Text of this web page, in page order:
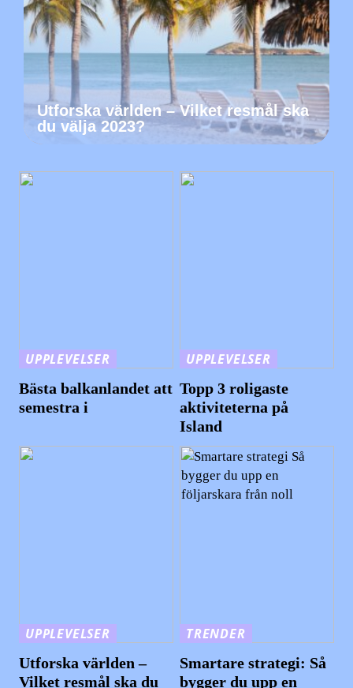
Utforska världen – Vilket resmål ska
du välja 2023?
UPPLEVELSER
Bästa balkanlandet att
semestra i
UPPLEVELSER
Topp 3 roligaste
aktiviteterna på
Island
UPPLEVELSER
Utforska världen –
Vilket resmål ska du
TRENDER
Smartare strategi: Så
bygger du upp en